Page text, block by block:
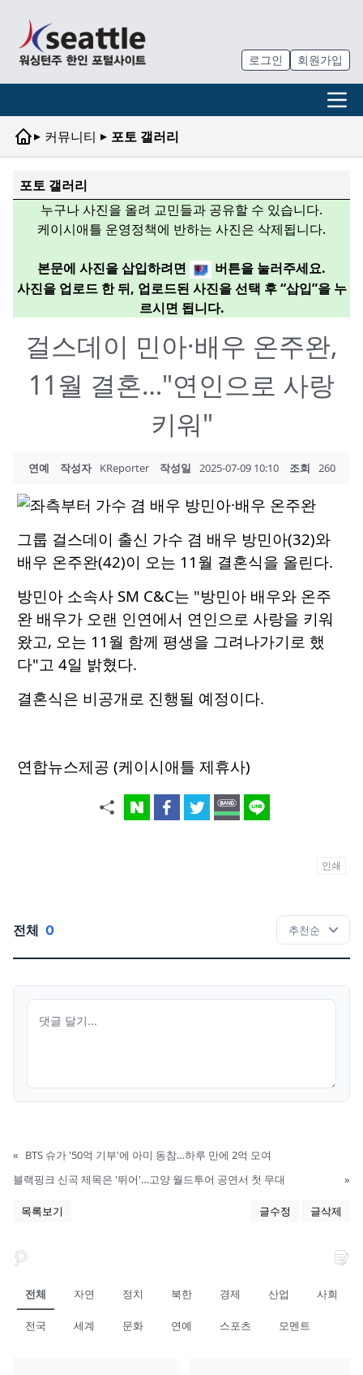
로그인 회원가입
▸ 커뮤니티 ▸ 포토 갤러리
포토 갤러리
누구나 사진을 올려 교민들과 공유할 수 있습니다.
케이시애틀 운영정책에 반하는 사진은 삭제됩니다.
본문에 사진을 삽입하려면
버튼을 눌러주세요.
사진을 업로드 한 뒤, 업로드된 사진을 선택 후 “삽입”을 누
르시면 됩니다.
걸스데이 민아·배우 온주완,
11월 결혼…"연인으로 사랑
키워"
연예 작성자 KReporter 작성일 2025-07-09 10:10 조회 260
그룹 걸스데이 출신 가수 겸 배우 방민아(32)와
배우 온주완(42)이 오는 11월 결혼식을 올린다.
방민아 소속사 SM C&C는 "방민아 배우와 온주
완 배우가 오랜 인연에서 연인으로 사랑을 키워
왔고, 오는 11월 함께 평생을 그려나가기로 했
다"고 4일 밝혔다.
결혼식은 비공개로 진행될 예정이다.
연합뉴스제공 (케이시애틀 제휴사)
인쇄
전체 0
« BTS 슈가 '50억 기부'에 아미 동참…하루 만에 2억 모여
블랙핑크 신곡 제목은 '뛰어'…고양 월드투어 공연서 첫 무대
»
목록보기 글수정 글삭제
전체 자연 정치 북한 경제 산업 사회
전국 세계 문화 연예 스포츠 모멘트